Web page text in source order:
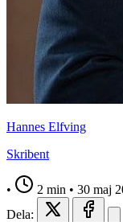
Hannes Elfving
Skribent
• 2 min • 30 maj
Dela: